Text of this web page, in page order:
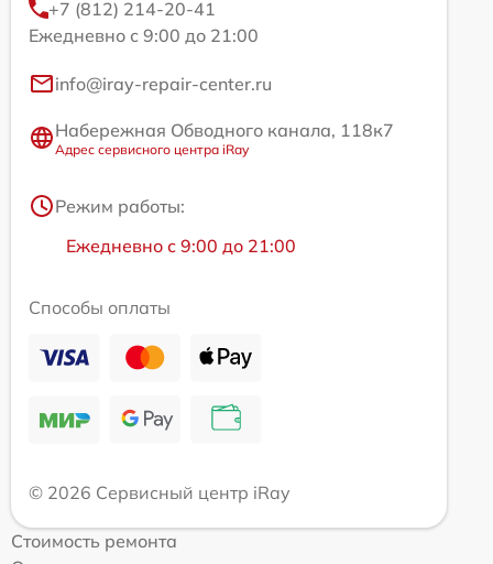
+7 (812) 214-20-41
Ежедневно с 9:00 до 21:00
info@iray-repair-center.ru
Набережная Обводного канала, 118к7
Адрес сервисного центра iRay
Режим работы:
Ежедневно с 9:00 до 21:00
Способы оплаты
© 2026 Сервисный центр iRay
Стоимость ремонта